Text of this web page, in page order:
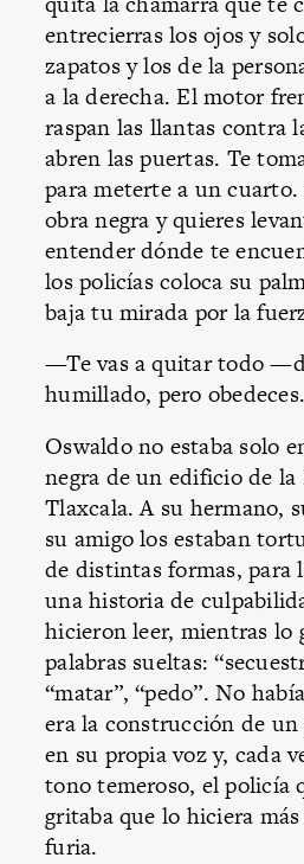
entrecierras los ojos y
zapatos y los de la
a la derecha. El motor
raspan las llantas contra
abren las puertas. Te
para meterte a un
obra negra y quieres
entender dónde te
los policías coloca su
baja tu mirada por la
—Te vas a quitar todo
humillado, pero obedeces.
Oswaldo no estaba solo
negra de un edificio de
Tlaxcala. A su hermano,
su amigo los estaban
de distintas formas, para
una historia de
hicieron leer, mientras lo
palabras sueltas:
“matar”, “pedo”. No
era la construcción de
en su propia voz y, cada
tono temeroso, el policía
gritaba que lo hiciera
furia.